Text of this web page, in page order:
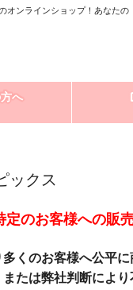
ンラインショップ！あなた
へ
ックス
定のお客様への販
多くのお客様へ公平
または弊社判断によ